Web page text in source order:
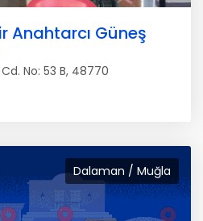
Anahtarcı Güneş
No: 53 B, 48770
Dalaman / Muğla